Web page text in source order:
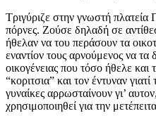
Τριγύριζε στην γνωστή πλατεία
πόρνες. Ζούσε δηλαδή σε
ήθελαν να του περάσουν τα
εναντίον τους αρνούμενος να τα
οικογένειας που τόσο ήθελε
“κοριτσια” και τον έντυναν
γυναίκες αρρωσταίνουν γι’
χρησιμοποιηθεί για την